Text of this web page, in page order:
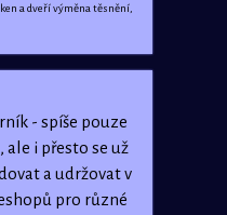
a dveří výměna těsnění,
- spíše pouze
i přesto se už
a udržovat v
pro různé